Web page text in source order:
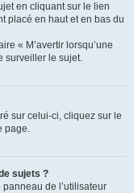
en cliquant sur le lien
placé en haut et en bas du
« M’avertir lorsqu’une
surveiller le sujet.
sur celui-ci, cliquez sur le
page.
sujets ?
de l’utilisateur